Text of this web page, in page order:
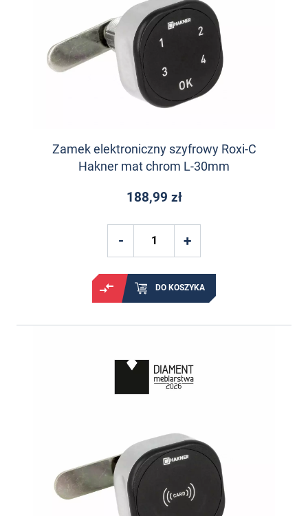
Zamek elektroniczny szyfrowy Roxi-C
Hakner mat chrom L-30mm
188,99 zł
DO KOSZYKA